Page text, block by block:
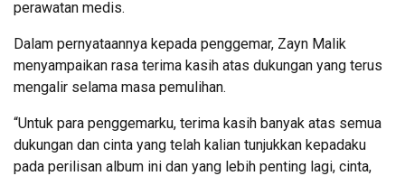
perawatan medis.
Dalam pernyataannya kepada penggemar, Zayn Malik
menyampaikan rasa terima kasih atas dukungan yang terus
mengalir selama masa pemulihan.
“Untuk para penggemarku, terima kasih banyak atas semua
dukungan dan cinta yang telah kalian tunjukkan kepadaku
pada perilisan album ini dan yang lebih penting lagi, cinta,